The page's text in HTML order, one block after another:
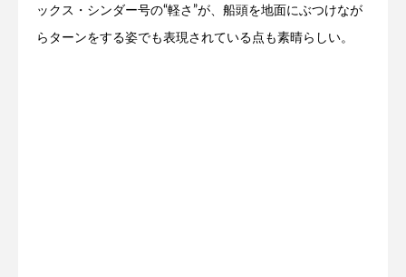
ックス・シンダー号の“軽さ”が、船頭を地面にぶつけなが
らターンをする姿でも表現されている点も素晴らしい。